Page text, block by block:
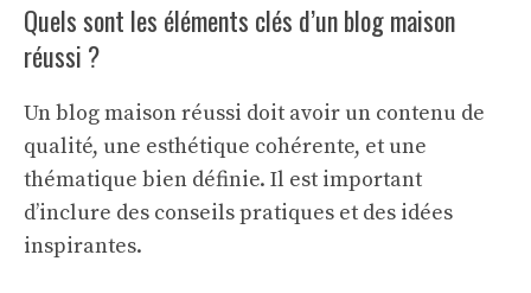
Quels sont les éléments clés d’un blog maison
réussi ?
Un blog maison réussi doit avoir un contenu de
qualité, une esthétique cohérente, et une
thématique bien définie. Il est important
d’inclure des conseils pratiques et des idées
inspirantes.